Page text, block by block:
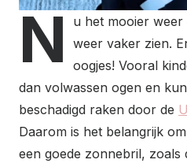
N
u het mooier
weer vaker zien.
oogjes! Vooral
dan volwassen ogen en
beschadigd raken door de
Daarom is het belangrijk
een goede zonnebril, zoals